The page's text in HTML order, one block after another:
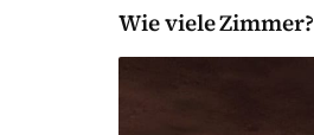
Wie viele Zimmer?